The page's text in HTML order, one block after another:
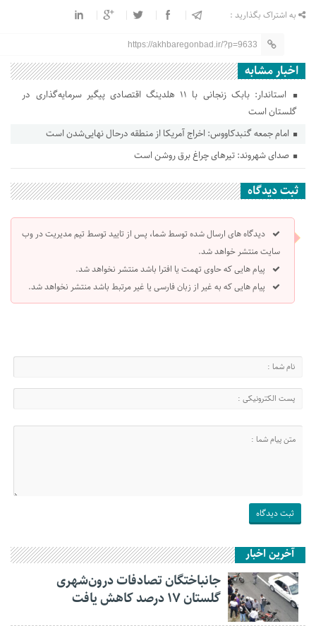
به اشتراک بگذارید :
https://akhbaregonbad.ir/?p=9633
اخبار مشابه
استاندار: بابک زنجانی با ۱۱ هلدینگ اقتصادی پیگیر سرمایه‌گذاری در
گلستان است
امام جمعه گنبدکاووس: اخراج آمریکا از منطقه درحال نهایی‌شدن است
صدای شهروند: تیرهای چراغ برق روشن است
ثبت دیدگاه
دیدگاه های ارسال شده توسط شما، پس از تایید توسط تیم مدیریت در وب
سایت منتشر خواهد شد.
پیام هایی که حاوی تهمت یا افترا باشد منتشر نخواهد شد.
پیام هایی که به غیر از زبان فارسی یا غیر مرتبط باشد منتشر نخواهد شد.
آخرین اخبار
جانباختگان تصادفات درون‌شهری
گلستان ۱۷ درصد کاهش یافت